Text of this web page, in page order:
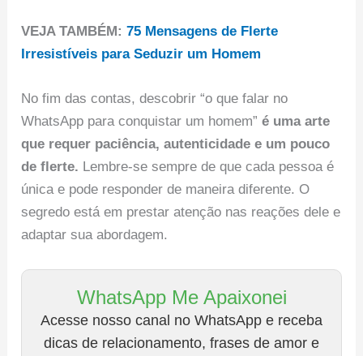
VEJA TAMBÉM:75 Mensagens de Flerte
Irresistíveis para Seduzir um Homem
No fim das contas, descobrir “o que falar no
WhatsApp para conquistar um homem”é uma arte
que requer paciência, autenticidade e um pouco
de flerte. Lembre-se sempre de que cada pessoa é
única e pode responder de maneira diferente. O
segredo está em prestar atenção nas reações dele e
adaptar sua abordagem.
WhatsApp Me Apaixonei
Acesse nosso canal no WhatsApp e receba
dicas de relacionamento, frases de amor e